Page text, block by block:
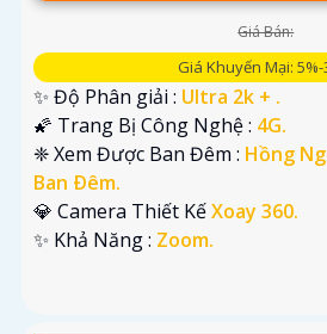
Giá Bán:
Giá Khuyến Mại: 5%-
✨ Độ Phân giải : Ultra 2k + .
🌠 Trang Bị Công Nghệ : 4G.
❈ Xem Được Ban Đêm : Hồng
Ban Ðêm.
💎 Camera Thiết KếXoay 360.
️✨ Khả Năng : Zoom.